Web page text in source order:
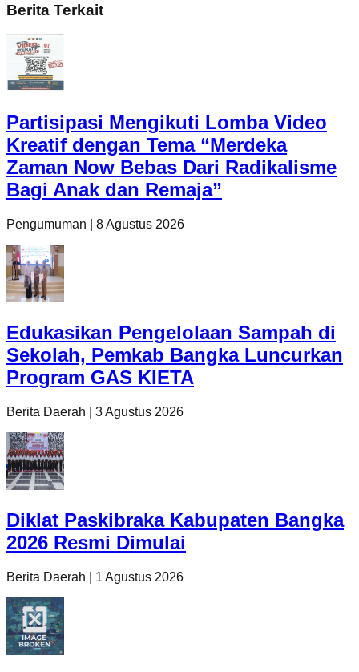
Berita Terkait
Partisipasi Mengikuti Lomba Video
Kreatif dengan Tema “Merdeka
Zaman Now Bebas Dari Radikalisme
Bagi Anak dan Remaja”
Pengumuman 8 Agustus 2026
Edukasikan Pengelolaan Sampah di
Sekolah, Pemkab Bangka Luncurkan
Program GAS KIETA
Berita Daerah 3 Agustus 2026
Diklat Paskibraka Kabupaten Bangka
2026 Resmi Dimulai
Berita Daerah 1 Agustus 2026